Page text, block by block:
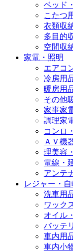
ベッド
こたつ
衣類収
多目的
空間収
家電・照明
エアコ
冷房用
暖房用
その他
家事家
調理家
コンロ
ＡＶ機
理美容
電線・
アンテ
レジャー・
洗車用
ワック
オイル
バッテ
車内用
車内小